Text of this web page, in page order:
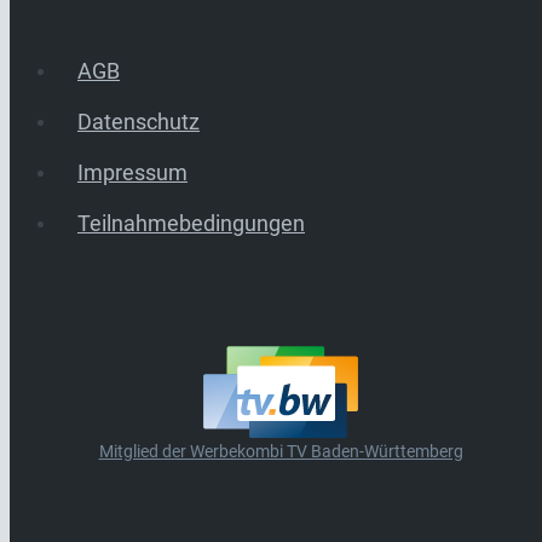
AGB
Datenschutz
Impressum
Teilnahmebedingungen
Mitglied der Werbekombi TV Baden-Württemberg